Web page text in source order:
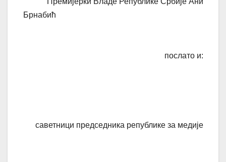
Брнабић
послато и:
саветници председника републике за медије